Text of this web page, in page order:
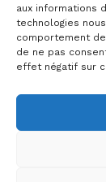
aux informations
technologies
comportement
de ne pas
effet négatif sur